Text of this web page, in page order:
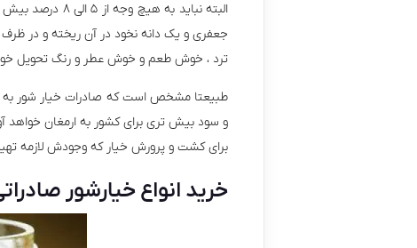
البته نباید
ترد ، خوش طعم و خوش عطر و رنگ تحویل
طبیعتا مشخص است که صادرات خیار شور به
و سود بیش تری برای کشور به ارمغان خواهد
برای کشت و پرورش خیار که وجودش لازمه
خرید انواع خیارشور